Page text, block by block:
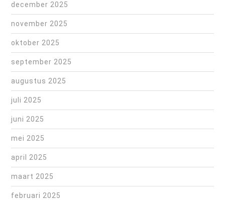
december 2025
november 2025
oktober 2025
september 2025
augustus 2025
juli 2025
juni 2025
mei 2025
april 2025
maart 2025
februari 2025